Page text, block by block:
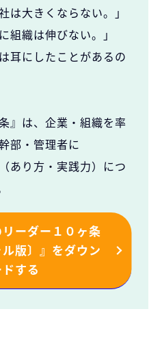
は大きくならない。」
組織は伸びない。」
耳にしたことがあるの
』は、企業・組織を率
部・管理者に
あり方・実践力）につ
リーダー１０ヶ条
ル版〕』をダウン
する